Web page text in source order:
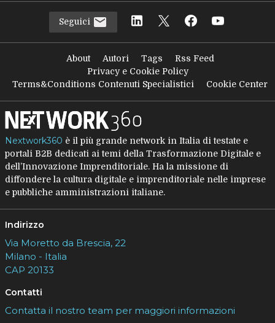
Seguici
About Autori Tags
Rss Feed
Privacy e Cookie Policy
Terms&Conditions Contenuti Specialistici
Cookie Center
Nextwork360 è il più grande network in Italia di testate e
portali B2B dedicati ai temi della Trasformazione Digitale e
dell’Innovazione Imprenditoriale. Ha la missione di
diffondere la cultura digitale e imprenditoriale nelle imprese
e pubbliche amministrazioni italiane.
Indirizzo
Via Moretto da Brescia, 22
Milano - Italia
CAP 20133
Contatti
Contatta il nostro team per maggiori informazioni